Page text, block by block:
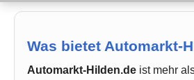
Was bietet Automarkt-
Automarkt-Hilden.de ist mehr